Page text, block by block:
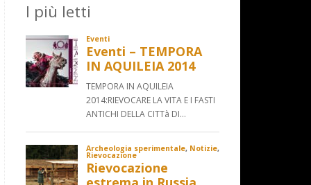
I più letti